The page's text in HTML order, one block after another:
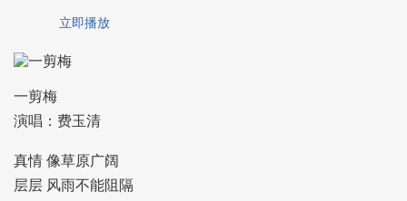
立即播放
一剪梅
演唱：费玉清
真情 像草原广阔
层层 风雨不能阻隔